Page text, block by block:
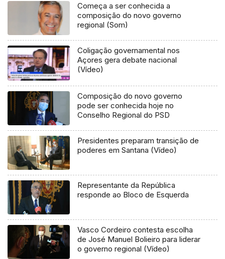
Começa a ser conhecida a
composição do novo governo
regional (Som)
Coligação governamental nos
Açores gera debate nacional
(Vídeo)
Composição do novo governo
pode ser conhecida hoje no
Conselho Regional do PSD
Presidentes preparam transição de
poderes em Santana (Vídeo)
Representante da República
responde ao Bloco de Esquerda
Vasco Cordeiro contesta escolha
de José Manuel Bolieiro para liderar
o governo regional (Vídeo)